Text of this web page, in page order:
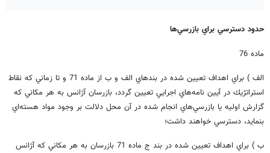
حدود دسترسي براي بازرسي‌ها
ماده 76
الف ) براي اهداف تعيين شده در بندهاي الف و ب از ماده 71 و تا زماني كه نقاط
استراتژيك در آيين نامه‌هاي اجرايي تعيين گردد، بازرسان آژانس به هر مكاني كه
گزارش اوليه يا بازرسي‌هاي انجام شده در آن محل دلالت بر وجود مواد هسته‌اي
بنمايد، دسترسي خواهند داشت؛‌
ب ) براي اهداف تعيين شده در بند ج ماده 71 بازرسان به هر مكاني كه آژانس